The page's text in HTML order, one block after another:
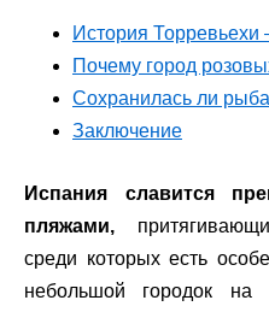
История Торревьехи
Почему город
Сохранилась ли
Заключение
Испания славится
пляжами,
среди которых есть
небольшой городок